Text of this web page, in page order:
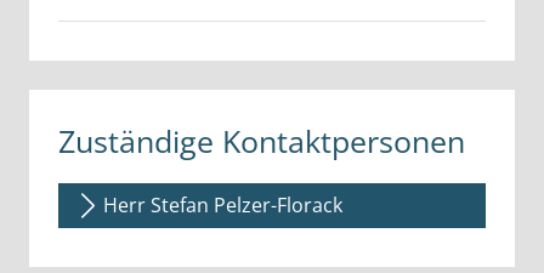
Zuständige Kontaktpersonen
Herr Stefan Pelzer-Florack